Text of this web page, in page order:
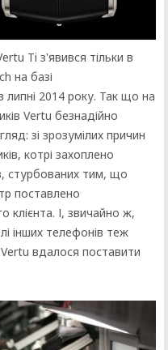
Ti з'явився тільки в
на базі
2014 року. Так що на
Vertu безнадійно
зі зрозумілих причин
котрі захоплено
стурбованих тим, що
поставлено
клієнта. І, звичайно ж,
інших телефонів теж
вдалося поставити